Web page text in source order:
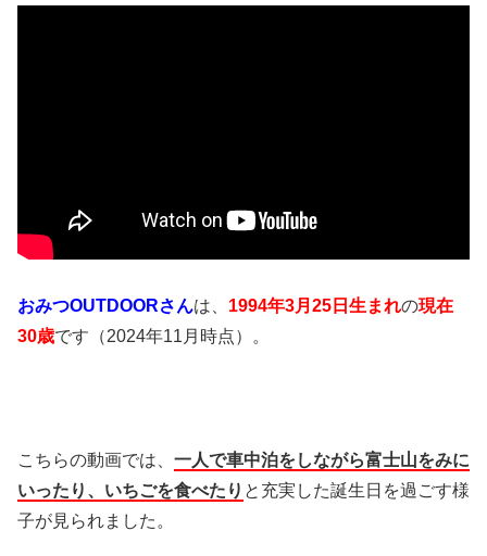
おみつOUTDOORさんは、 1994年3月25日生まれの現在
30歳です（2024年11月時点）。
こちらの動画では、 一人で車中泊をしながら富士山をみに
いったり、いちごを食べたり と充実した誕生日を過ごす様
子が見られました。